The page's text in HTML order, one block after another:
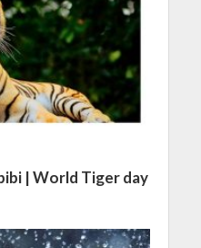
| World Tiger day